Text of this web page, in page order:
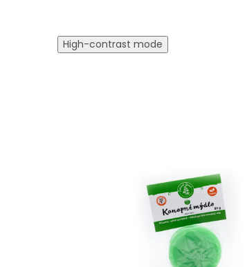
High-contrast mode